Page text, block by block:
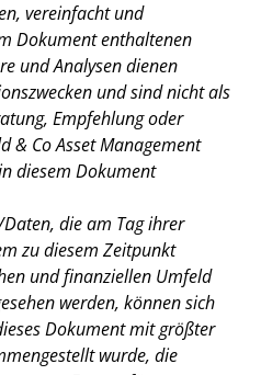
vereinfacht und
Dokument enthaltenen
und Analysen dienen
und sind nicht als
Empfehlung oder
& Co Asset Management
diesem Dokument
die am Tag ihrer
zu diesem Zeitpunkt
und finanziellen Umfeld
werden, können sich
Dokument mit größter
wurde, die